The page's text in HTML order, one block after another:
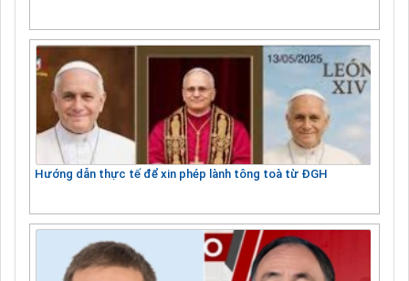
Hướng dẫn thực tế để xin phép lành tông toà từ ĐGH